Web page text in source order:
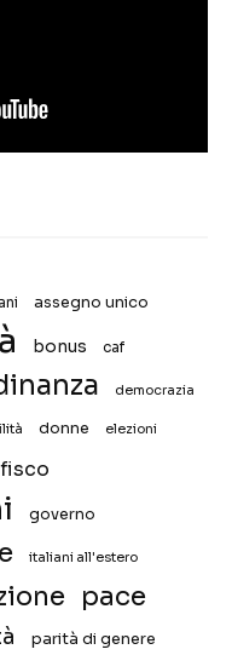
assegno unico
bonus caf
democrazia
donne elezioni
fisco
governo
italiani all'estero
pace
parità di genere